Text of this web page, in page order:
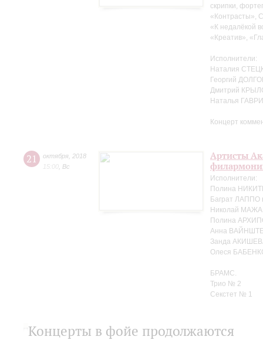
скрипки,
«Контрасты»,
«К недалёкой
«Креатив»,
Исполнители:
Наталия
Георгий
Дмитрий
Наталья
Концерт
21 октября 2018
15:00 Вс
Артисты
Исполнители:
Полина
Баграт ЛАППО
Николай
Полина
Анна
Занда
Олеся
БРАМС.
Трио № 2
Секстет № 1
Концерты в фойе продолжаются